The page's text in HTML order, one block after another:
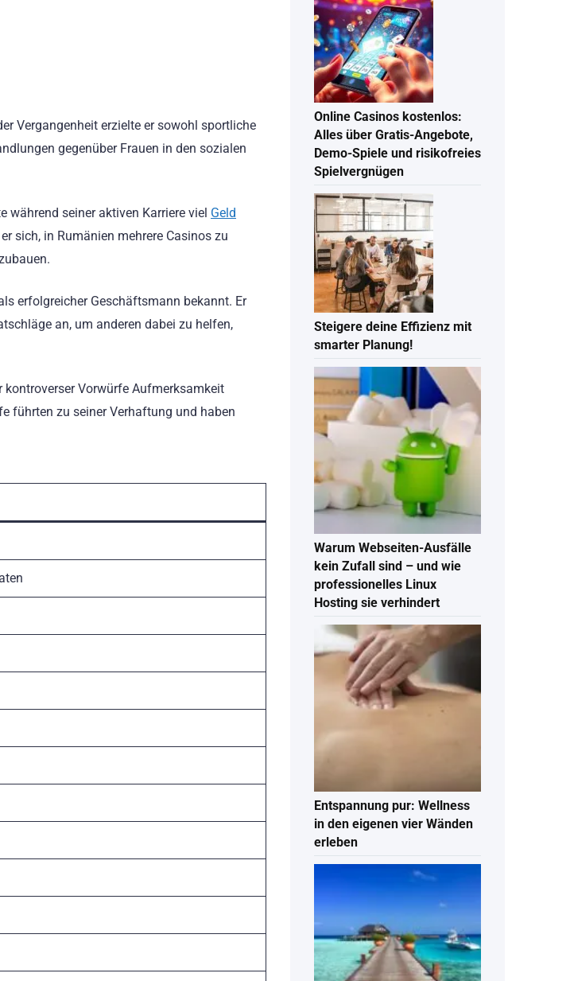
Vergangenheit erzielte er sowohl sportliche
gegenüber Frauen in den sozialen
während seiner aktiven Karriere viel Geld
sich, in Rumänien mehrere Casinos zu
erfolgreicher Geschäftsmann bekannt. Er
an, um anderen dabei zu helfen,
kontroverser Vorwürfe Aufmerksamkeit
führten zu seiner Verhaftung und haben
Online Casinos kostenlos:
Alles über Gratis-Angebote,
Demo-Spiele und risikofreies
Spielvergnügen
Steigere deine Effizienz mit
smarter Planung!
Warum Webseiten-Ausfälle
kein Zufall sind – und wie
professionelles Linux
Hosting sie verhindert
Entspannung pur: Wellness
in den eigenen vier Wänden
erleben